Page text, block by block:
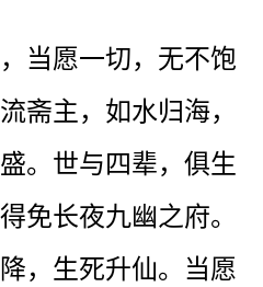
当愿一切，无不饱
斋主，如水归海，
。世与四辈，俱生
免长夜九幽之府。
，生死升仙。当愿